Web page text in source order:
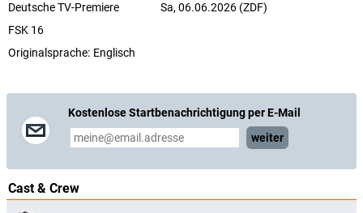
Deutsche TV-Premiere
Sa, 06.06.2026 (ZDF)
FSK 16
Originalsprache: Englisch
Kostenlose Startbenachrichtigung per E-Mail
weiter
Cast & Crew